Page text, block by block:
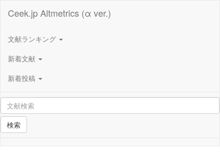
Ceek.jp Altmetrics (α ver.)
文献ランキング
新着文献
新着投稿
検索